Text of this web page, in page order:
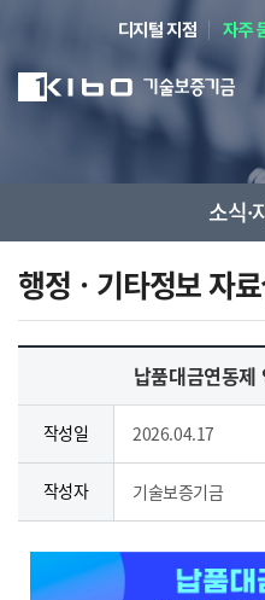
디지털 지점 자주
소식·
행정ㆍ기타정보 자
납품대금연동제
작성일 2026.04.17
작성자 기술보증기금